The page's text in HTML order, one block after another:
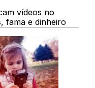
vídeos no
fama e dinheiro